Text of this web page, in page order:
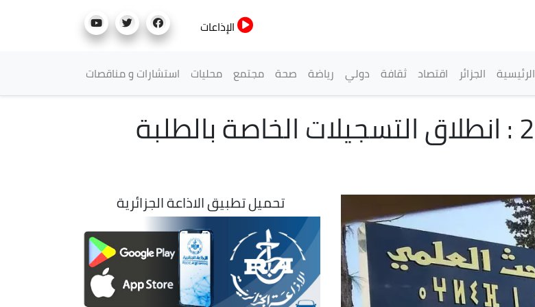
الإذاعات
القائمة الرئيسية
الرئيسية الجزائر اقتصاد ثقافة دولي رياضة صحة مجتمع محليات استشارات و مناقصات
الدخول الجامعي 2026-2027 : انطلاق التسجيلات الخاصة بالطلبة
تحميل تطبيق الاذاعة الجزائرية